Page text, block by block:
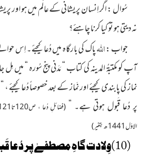
سُوال : اگر اِنسان پریشانی کے عالَم میں ہو اور
نہ دیتی ہو تو کیا کرنا چاہئے؟
جواب :اللہپاک کی بارگاہ میں دُعا کیجئے۔ اِس
آپ کو مکتبۃُ المدینہ کی کتاب “ مَدَنی پنج سُورہ “ میں
نماز کی پابندی کیجئے اور نَماز کے بعد خصوصاً دُعا
پر دُعا قَبول ہوتی ہے۔ “ (فضائلِ دُعا ، ص120تا121
الاوّل1441ھ بتغیر)
(10)وِلادت گاہِ مصطفےٰ پر دُعا قَبول ہوتی ہے